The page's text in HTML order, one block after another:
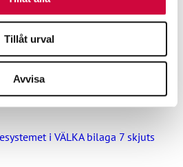
Tillåt urval
Avvisa
välfärdsområden och KT:s
beredskap under drönarhot
i VÄLKA bilaga 7 skjuts